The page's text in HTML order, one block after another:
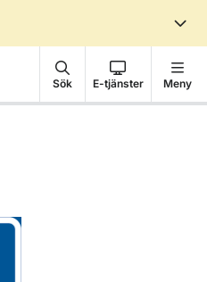
Sök E-tjänster Meny